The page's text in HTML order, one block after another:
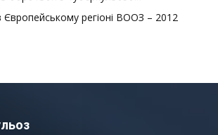
Європейському регіоні ВООЗ – 2012